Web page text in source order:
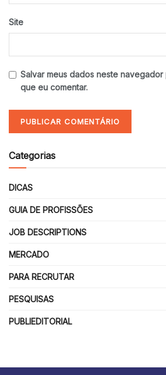
Site
Salvar meus dados neste
que eu comentar.
Categorias
DICAS
GUIA DE PROFISSÕES
JOB DESCRIPTIONS
MERCADO
PARA RECRUTAR
PESQUISAS
PUBLIEDITORIAL